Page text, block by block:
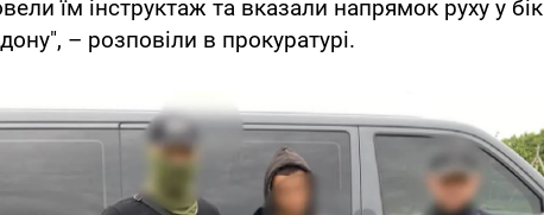
їм інструктаж та вказали напрямок руху у бік
– розповіли в прокуратурі.